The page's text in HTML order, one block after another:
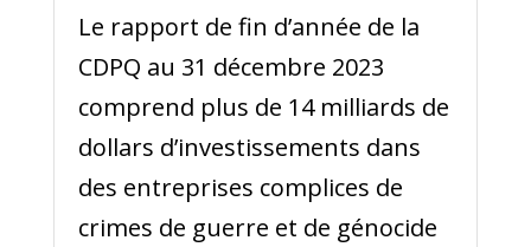
Le rapport de fin d’année de la
CDPQ au 31 décembre 2023
comprend plus de 14 milliards de
dollars d’investissements dans
des entreprises complices de
crimes de guerre et de génocide